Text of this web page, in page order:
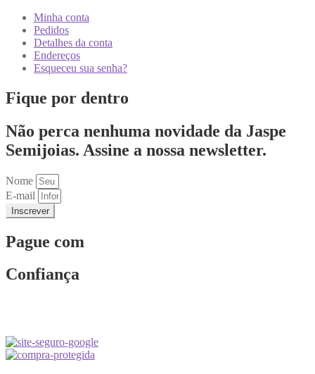
Minha conta
Pedidos
Detalhes da conta
Endereços
Esqueceu sua senha?
Fique por dentro
Não perca nenhuma novidade da Jaspe
Semijoias. Assine a nossa newsletter.
Nome
E-mail
Inscrever
Pague com
Confiança